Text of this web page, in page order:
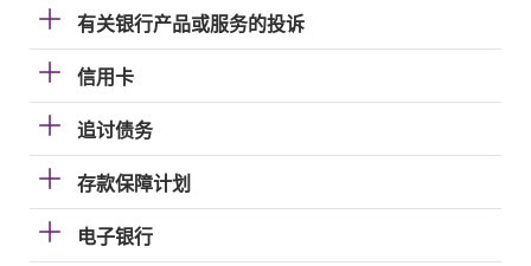
有关银行产品或服务的投诉
信用卡
追讨债务
存款保障计划
电子银行